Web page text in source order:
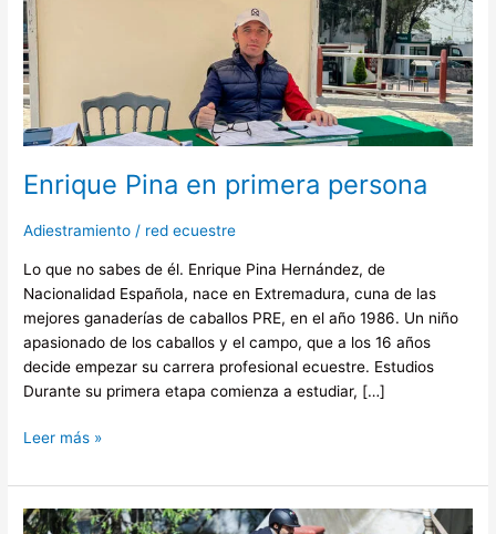
Enrique Pina en primera persona
Adiestramiento / red ecuestre
Lo que no sabes de él. Enrique Pina Hernández, de
Nacionalidad Española, nace en Extremadura, cuna de las
mejores ganaderías de caballos PRE, en el año 1986. Un niño
apasionado de los caballos y el campo, que a los 16 años
decide empezar su carrera profesional ecuestre. Estudios
Durante su primera etapa comienza a estudiar, […]
Enrique
Pina
en
primera
persona
Leer más »
Primera